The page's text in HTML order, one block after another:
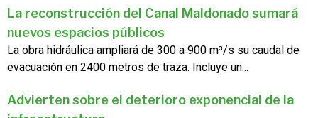
La reconstrucción del Canal Maldonado sumará
nuevos espacios públicos
La obra hidráulica ampliará de 300 a 900 m³/s su caudal de
evacuación en 2400 metros de traza. Incluye un...
Advierten sobre el deterioro exponencial de la